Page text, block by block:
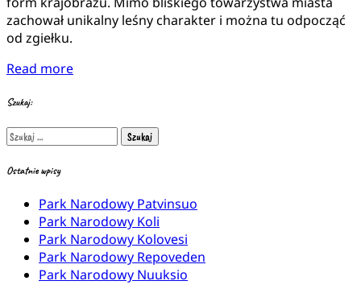
zachował unikalny leśny charakter i można tu odpocząć
od zgiełku.
Read more
Szukaj:
Szukaj:
Ostatnie wpisy
Park Narodowy Patvinsuo
Park Narodowy Koli
Park Narodowy Kolovesi
Park Narodowy Repoveden
Park Narodowy Nuuksio